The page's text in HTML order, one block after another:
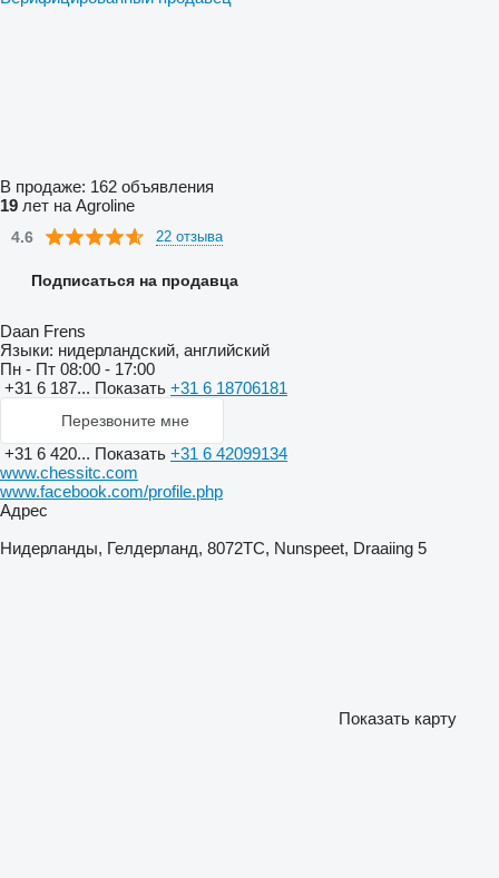
В продаже: 162 объявления
19 лет на Agroline
4.6 22 отзыва
Подписаться на продавца
Daan Frens
Языки: нидерландский, английский
Пн - Пт 08:00 - 17:00
+31 6 187... Показать +31 6 18706181
Перезвоните мне
+31 6 420... Показать +31 6 42099134
www.chessitc.com
www.facebook.com/profile.php
Адрес
Нидерланды, Гелдерланд, 8072TC, Nunspeet, Draaiing 5
Показать карту